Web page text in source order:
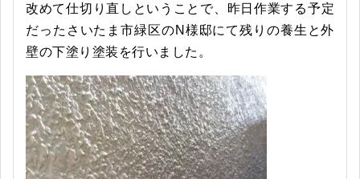
改めて仕切り直しということで、昨日作業する予定
だったさいたま市緑区のN様邸にて残りの養生と外
壁の下塗り塗装を行いました。